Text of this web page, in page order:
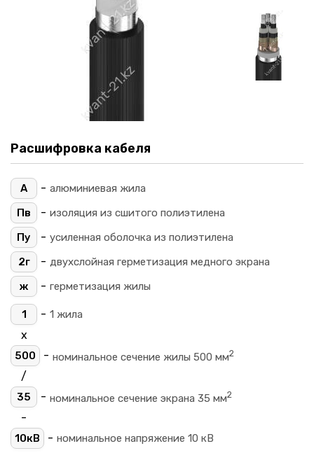
Расшифровка кабеля
А - алюминиевая жила
Пв
- изоляция из сшитого полиэтилена
Пу
- усиленная оболочка из полиэтилена
2г
- двухслойная герметизация медного экрана
ж
- герметизация жилы
1 - 1 жила
х
500 - номинальное сечение жилы 500 мм2
/
35 - номинальное сечение экрана 35 мм2
-
10кВ - номинальное напряжение 10 кВ